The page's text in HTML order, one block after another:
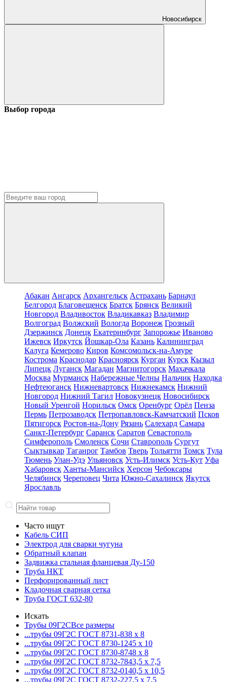
Новосибирск
Выбор города
Абакан Ангарск Архангельск Астрахань Барнаул
Белгород Благовещенск Братск Брянск Великий
Новгород Владивосток Владикавказ Владимир
Волгоград Волжский Вологда Воронеж Грозный
Дзержинск Донецк Екатеринбург Запорожье Иваново
Ижевск Иркутск Йошкар-Ола Казань Калининград
Калуга Кемерово Киров Комсомольск-на-Амуре
Кострома Краснодар Красноярск Курган Курск Кызыл
Липецк Луганск Магадан Магнитогорск Махачкала
Москва Мурманск Набережные Челны Нальчик Находка
Нефтеюганск Нижневартовск Нижнекамск Нижний
Новгород Нижний Тагил Новокузнецк Новосибирск
Новый Уренгой Норильск Омск Оренбург Орёл Пенза
Пермь Петрозаводск Петропавловск-Камчатский Псков
Пятигорск Ростов-на-Дону Рязань Салехард Самара
Санкт-Петербург Саранск Саратов Севастополь
Симферополь Смоленск Сочи Ставрополь Сургут
Сыктывкар Таганрог Тамбов Тверь Тольятти Томск Тула
Тюмень Улан-Удэ Ульяновск Усть-Илимск Усть-Кут Уфа
Хабаровск Ханты-Мансийск Херсон Чебоксары
Челябинск Череповец Чита Южно-Сахалинск Якутск
Ярославль
Часто ищут
Кабель СИП
Электрод для сварки чугуна
Обратный клапан
Задвижка стальная фланцевая Ду-150
Труба НКТ
Перфорированный лист
Кладочная сварная сетка
Труба ГОСТ 632-80
Искать
Трубы 09Г2СВсе размеры
...трубы 09Г2С ГОСТ 8731-838 x 8
...трубы 09Г2С ГОСТ 8730-1245 x 10
...трубы 09Г2С ГОСТ 8730-8748 x 8
...трубы 09Г2С ГОСТ 8732-7843,5 x 7,5
...трубы 09Г2С ГОСТ 8732-0140,5 x 10,5
...трубы 09Г2С ГОСТ 8732-227,5 x 7,5